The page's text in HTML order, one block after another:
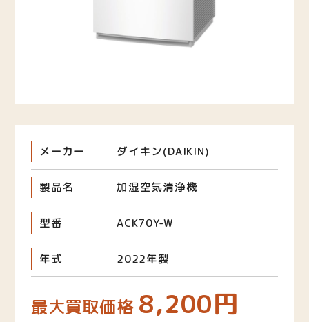
メーカー ダイキン(DAIKIN)
製品名 加湿空気清浄機
型番 ACK70Y-W
年式 2022年製
最大買取価格 8,200円